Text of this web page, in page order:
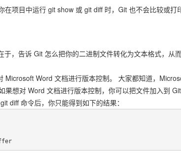
项目中运行 git show 或 git diff 时，Git 也不会比较或打
，告诉 Git 怎么把你的二进制文件转化为文本格式，从
Word 文档进行版本控制。 大家都知道，
想对 Word 文档进行版本控制，你可以把文件加入到
diff 命令后，你只能得到如下的结果：